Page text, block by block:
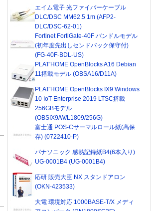
エイム電子 光ファイバーケーブル
DLC/DSC MM62.5 1m (AFP2-
DLC/DSC-62-01)
Fortinet FortiGate-40F バンドルモデル
(初年度先出しセンドバック保守付)
(FG-40F-BDL-US)
PLAT'HOME OpenBlocks A16 Debian
11搭載モデル (OBSA16/D11A)
PLAT'HOME OpenBlocks IX9 Windows
10 IoT Enterprise 2019 LTSC搭載
256GBモデル
(OBSIX9/W/L1809/256G)
富士通 POS-Cサーマルロール紙(高保
存) (0722410-P)
パナソニック 感熱記録紙B4(6本入り)
UG-0001B4 (UG-0001B4)
応研 販売大臣 NX スタンドアロン
(OKN-423533)
大電 環境対応 1000BASE-T/X メディ